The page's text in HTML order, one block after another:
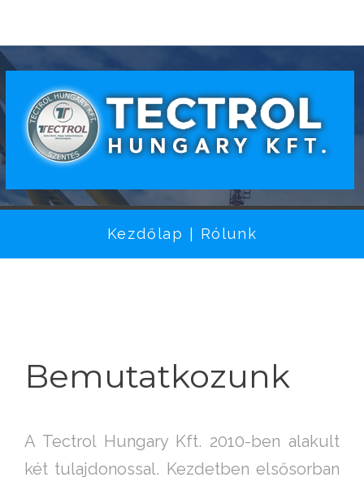
Kezdőlap Rólunk
Bemutatkozunk
A Tectrol Hungary Kft. 2010-ben alakult
két tulajdonossal. Kezdetben elsősorban